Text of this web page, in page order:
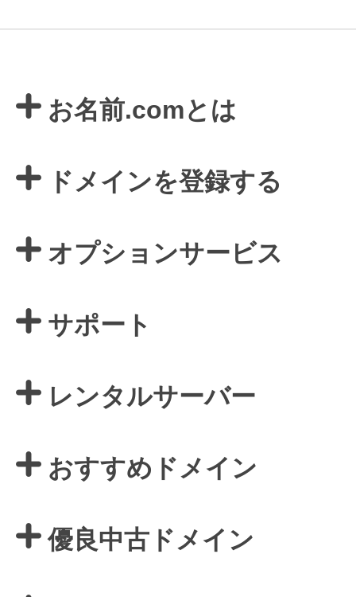
お名前.comとは
ドメインを登録する
オプションサービス
サポート
レンタルサーバー
おすすめドメイン
優良中古ドメイン